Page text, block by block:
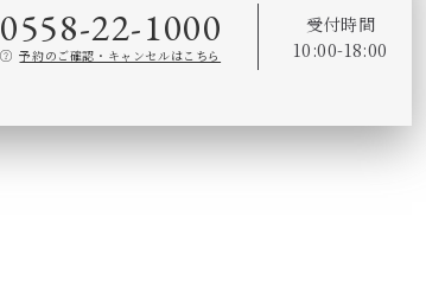
0558-22-1000
予約のご確認・キャンセルはこちら
受付時間
10:00-18:00